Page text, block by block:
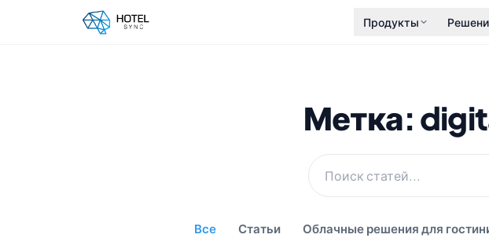
Продукты
Метка:
Все Статьи Облачные решения для